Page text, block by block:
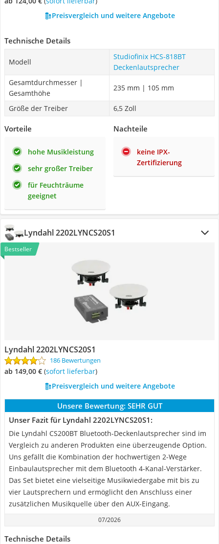
Preisvergleich und weitere Angebote
Technische Details
Modell
Studiofinix HCS-818BT
Deckenlautsprecher
Gesamtdurchmesser |
Gesamthöhe
235 mm | 105 mm
Größe der Treiber 6,5 Zoll
Vorteile
hohe Musikleistung
sehr großer Treiber
für Feuchträume
geeignet
Nachteile
keine IPX-
Zertifizierung
Lyndahl 2202LYNCS20S1
Bestseller
Lyndahl 2202LYNCS20S1
186 Bewertungen
ab 149,00 € ( Sofort lieferbar)
Preisvergleich und weitere Angebote
Unsere Bewertung: SEHR GUT
Unser Fazit für Lyndahl 2202LYNCS20S1:
Die Lyndahl CS200BT Bluetooth-Deckenlautsprecher sind im
Vergleich zu anderen Produkten eine überzeugende Option.
Uns gefällt die Kombination der hochwertigen 2-Wege
Einbaulautsprecher mit dem Bluetooth 4-Kanal-Verstärker.
Das Set bietet eine vielseitige Musikwiedergabe mit bis zu
vier Lautsprechern und ermöglicht den Anschluss einer
zusätzlichen Musikquelle über den AUX-Eingang.
07/2026
Technische Details